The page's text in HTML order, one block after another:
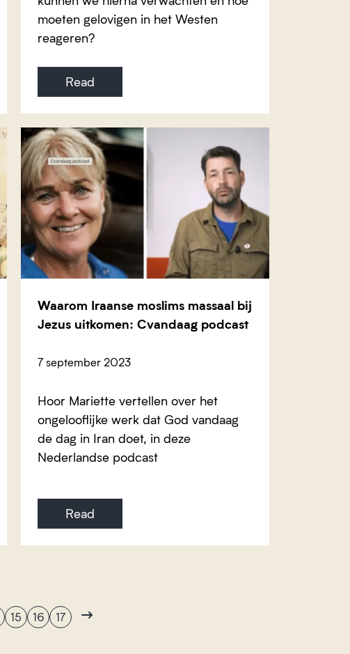
moeten gelovigen in het Westen
reageren?
Read
Waarom Iraanse moslims massaal bij
Jezus uitkomen: Cvandaag podcast
7 september 2023
Hoor Mariette vertellen over het
ongelooflijke werk dat God vandaag
de dag in Iran doet, in deze
Nederlandse podcast
Read
15 16 17